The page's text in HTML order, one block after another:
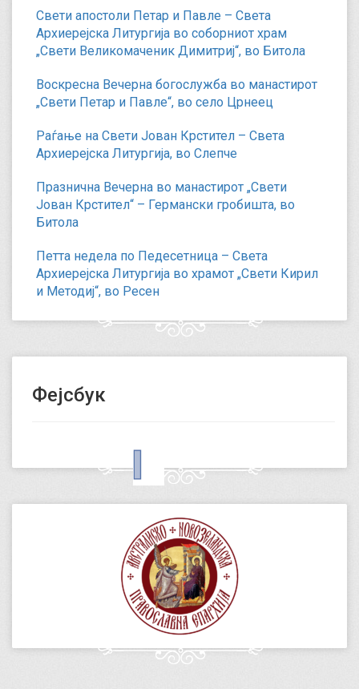
Свети апостоли Петар и Павле – Света
Архиерејска Литургија во соборниот храм
„Свети Великомаченик Димитриј“, во Битола
Воскресна Вечерна богослужба во манастирот
„Свети Петар и Павле“, во село Црнеец
Раѓање на Свети Јован Крстител – Света
Архиерејска Литургија, во Слепче
Празнична Вечерна во манастирот „Свети
Јован Крстител“ – Германски гробишта, во
Битола
Петта недела по Педесетница – Света
Архиерејска Литургија во храмот „Свети Кирил
и Методиј“, во Ресен
Фејсбук